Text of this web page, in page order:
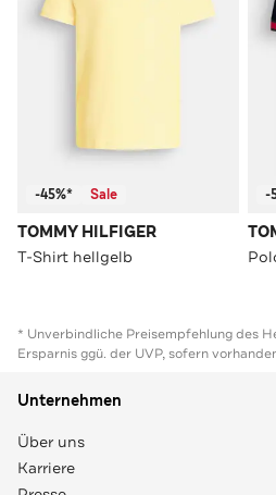
-45%* Sale
TOMMY HILFIGER
T-Shirt hellgelb
-
* Unverbindliche Preisempfehlung des
Ersparnis ggü. der UVP, sofern
Unternehmen
Über uns
Karriere